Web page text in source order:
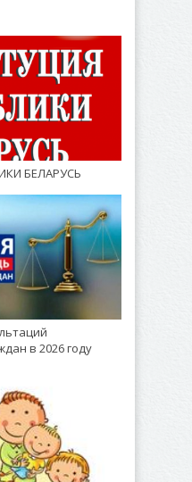
БЕЛАРУСЬ
в 2026 году